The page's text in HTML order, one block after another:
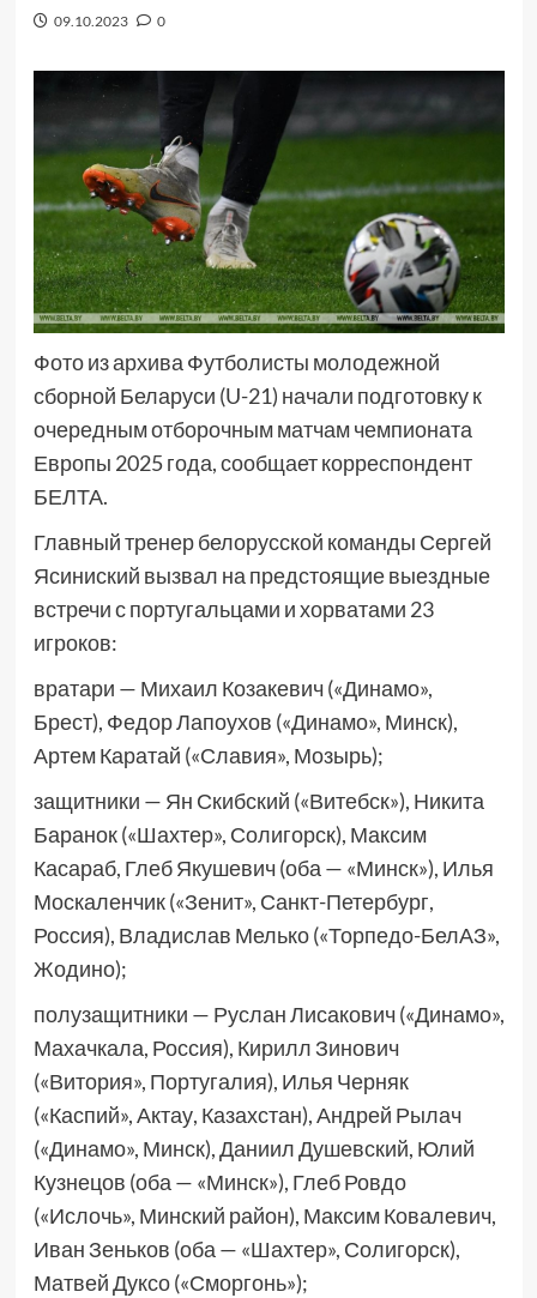
09.10.2023 0
Фото из архива Футболисты молодежной
сборной Беларуси (U-21) начали подготовку к
очередным отборочным матчам чемпионата
Европы 2025 года, сообщает корреспондент
БЕЛТА.
Главный тренер белорусской команды Сергей
Ясиниский вызвал на предстоящие выездные
встречи с португальцами и хорватами 23
игроков:
вратари — Михаил Козакевич («Динамо»,
Брест), Федор Лапоухов («Динамо», Минск),
Артем Каратай («Славия», Мозырь);
защитники — Ян Скибский («Витебск»), Никита
Баранок («Шахтер», Солигорск), Максим
Касараб, Глеб Якушевич (оба — «Минск»), Илья
Москаленчик («Зенит», Санкт-Петербург,
Россия), Владислав Мелько («Торпедо-БелАЗ»,
Жодино);
полузащитники — Руслан Лисакович («Динамо»,
Махачкала, Россия), Кирилл Зинович
(«Витория», Португалия), Илья Черняк
(«Каспий», Актау, Казахстан), Андрей Рылач
(«Динамо», Минск), Даниил Душевский, Юлий
Кузнецов (оба — «Минск»), Глеб Ровдо
(«Ислочь», Минский район), Максим Ковалевич,
Иван Зеньков (оба — «Шахтер», Солигорск),
Матвей Дуксо («Сморгонь»);